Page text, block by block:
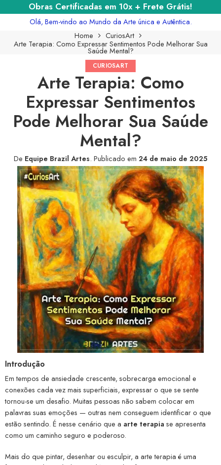
Obras Certificadas em 10x + Frete Grátis!
Olá, Bem-vindo ao Mundo da Arte única e Autêntica.
Home
CuriosArt
Arte Terapia: Como Expressar Sentimentos Pode Melhorar Sua
Saúde Mental?
CURIOSART
Arte Terapia: Como
Expressar Sentimentos
Pode Melhorar Sua Saúde
Mental?
De Equipe Brazil Artes. Publicado em 24 de maio de 2025
Introdução
Em tempos de ansiedade crescente, sobrecarga emocional e
conexões cada vez mais superficiais, expressar o que se sente
tornou-se um desafio. Muitas pessoas não sabem colocar em
palavras suas emoções — outras nem conseguem identificar o que
estão sentindo. É nesse cenário que a arte terapia se apresenta
como um caminho seguro e poderoso.
Mais do que pintar, desenhar ou esculpir, a arte terapia é uma